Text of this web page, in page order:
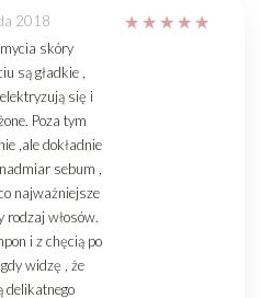
2018
skóry
są gładkie ,
się i
Poza tym
,ale dokładnie
sebum ,
najważniejsze
rodzaj włosów.
i z chęcią po
widzę , że
delikatnego